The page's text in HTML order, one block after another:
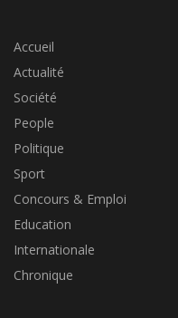
Accueil
Actualité
Société
People
Politique
Sport
Concours & Emploi
Education
Internationale
Chronique